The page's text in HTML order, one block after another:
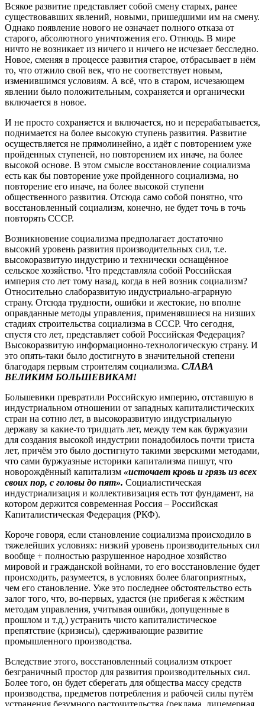
Всякое развитие представляет собой смену старых, ранее
существовавших явлений, новыми, пришедшими им на смену.
Однако появление нового не означает полного отказа от
старого, абсолютного уничтожения его. Отнюдь. В мире
ничто не возникает из ничего и ничего не исчезает бесследно.
Новое, сменяя в процессе развития старое, отбрасывает в нём
то, что отжило свой век, что не соответствует новым,
изменившимся условиям. А всё, что в старом, исчезающем
явлении было положительным, сохраняется и органически
включается в новое.
И не просто сохраняется и включается, но и перерабатывается,
поднимается на более высокую ступень развития. Развитие
осуществляется не прямолинейно, а идёт с повторением уже
пройденных ступеней, но повторением их иначе, на более
высокой основе. В этом смысле восстановление социализма
есть как бы повторение уже пройденного социализма, но
повторение его иначе, на более высокой ступени
общественного развития. Отсюда само собой понятно, что
восстановленный социализм, конечно, не будет точь в точь
повторять СССР.
Возникновение социализма предполагает достаточно
высокий уровень развития производительных сил, т.е.
высокоразвитую индустрию и технически оснащённое
сельское хозяйство. Что представляла собой Российская
империя сто лет тому назад, когда в ней возник социализм?
Относительно слаборазвитую индустриально-аграрную
страну. Отсюда трудности, ошибки и жестокие, но вполне
оправданные методы управления, применявшиеся на низших
стадиях строительства социализма в СССР. Что сегодня,
спустя сто лет, представляет собой Российская Федерация?
Высокоразвитую информационно-технологическую страну. И
это опять-таки было достигнуто в значительной степени
благодаря первым строителям социализма. СЛАВА
ВЕЛИКИМ БОЛЬШЕВИКАМ!
Большевики превратили Российскую империю, отставшую в
индустриальном отношении от западных капиталистических
стран на сотню лет, в высокоразвитую индустриальную
державу за какие-то тридцать лет, между тем как буржуазии
для создания высокой индустрии понадобилось почти триста
лет, причём это было достигнуто такими зверскими методами,
что сами буржуазные историки капитализма пишут, что
новорождённый капитализм «источает кровь и грязь из всех
своих пор, с головы до пят». Социалистическая
индустриализация и коллективизация есть тот фундамент, на
котором держится современная Россия – Российская
Капиталистическая Федерация (РКФ).
Короче говоря, если становление социализма происходило в
тяжелейших условиях: низкий уровень производительных сил
вообще + полностью разрушенное народное хозяйство
мировой и гражданской войнами, то его восстановление будет
происходить, разумеется, в условиях более благоприятных,
чем его становление. Уже это последнее обстоятельство есть
залог того, что, во-первых, удастся (не прибегая к жёстким
методам управления, учитывая ошибки, допущенные в
прошлом и т.д.) устранить чисто капиталистическое
препятствие (кризисы), сдерживающие развитие
промышленного производства.
Вследствие этого, восстановленный социализм откроет
безграничный простор для развития производительных сил.
Более того, он будет сберегать для общества массу средств
производства, предметов потребления и рабочей силы путём
устранения безумного расточительства (реклама, лицемерная